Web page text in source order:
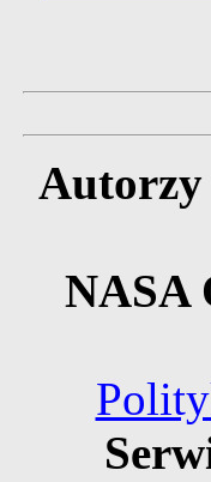
Autorzy
NASA